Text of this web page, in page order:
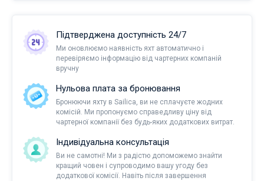
Підтверджена доступність 24/7
Ми оновлюємо наявність яхт автоматично і
перевіряємо інформацію від чартерних компаній
вручну
Нульова плата за бронювання
Бронюючи яхту в Sailica, ви не сплачуєте жодних
комісій. Ми пропонуємо справедливу ціну від
чартерної компанії без будь-яких додаткових витрат.
Індивідуальна консультація
Ви не самотні! Ми з радістю допоможемо знайти
кращий човен і супроводимо вашу угоду без
додаткової комісії. Навіть після завершення